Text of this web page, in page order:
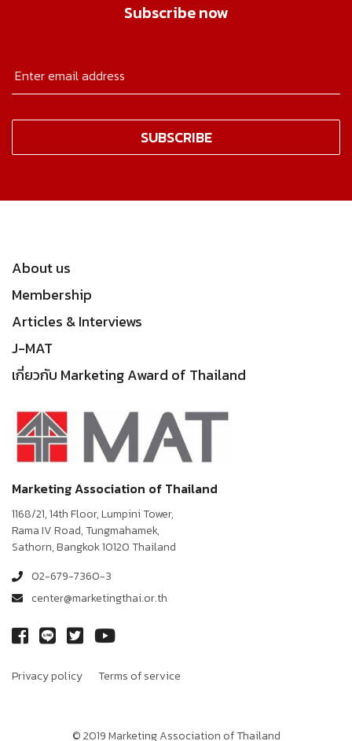
Subscribe now
About us
Membership
Articles & Interviews
J-MAT
เกี่ยวกับ Marketing Award of Thailand
Marketing Association of Thailand
1168/21, 14th Floor, Lumpini Tower,
Rama IV Road, Tungmahamek,
Sathorn, Bangkok 10120 Thailand
02-679-7360-3
center@marketingthai.or.th
Privacy policy Terms of service
© 2019 Marketing Association of Thailand